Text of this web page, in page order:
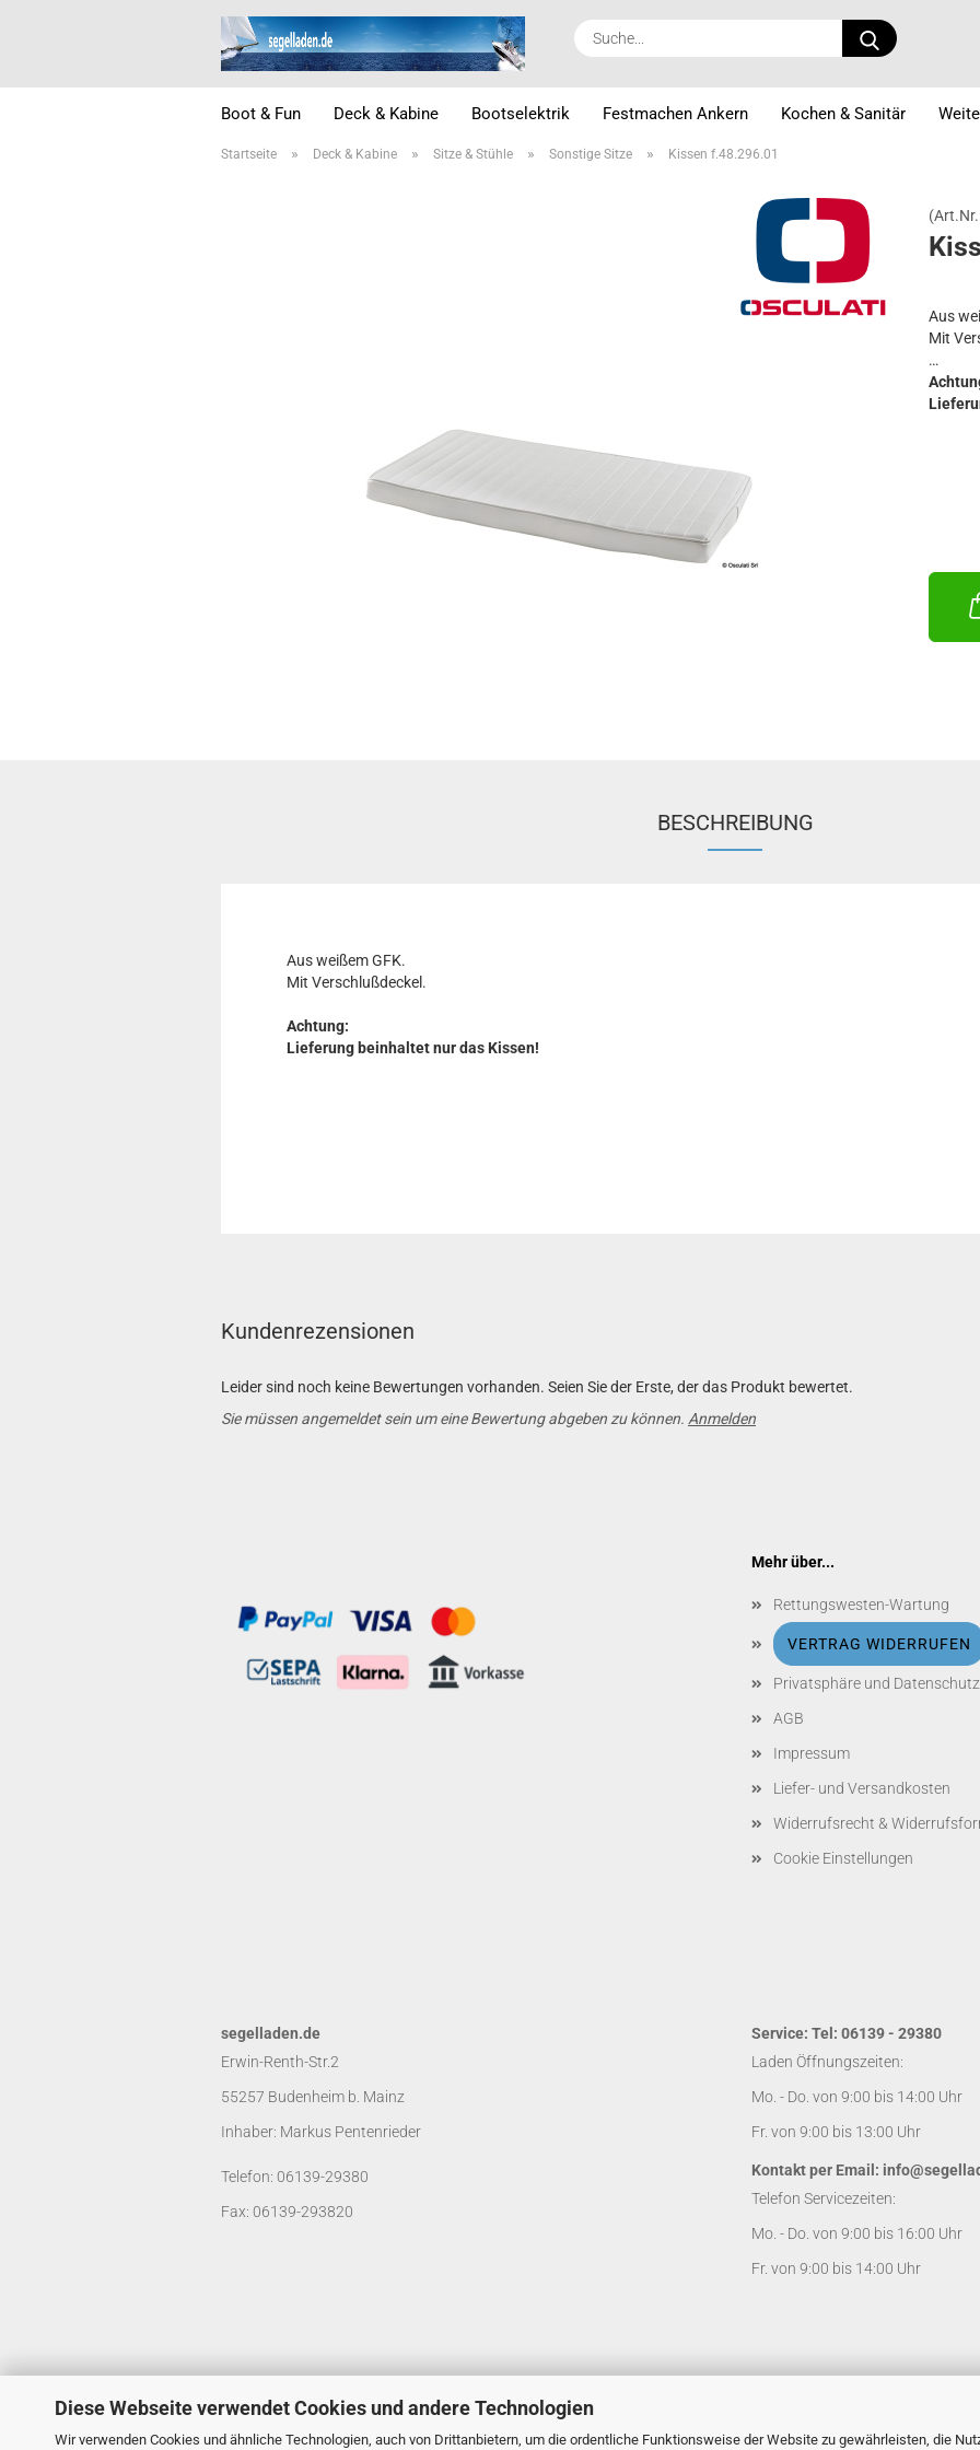
Diese Webseite verwendet Cookies und andere Technologien
Wir verwenden Cookies und ähnliche Technologien, auch von Drittanbietern, um die ordentliche Funktionsweise der Website zu gewährleisten, die
Suche...
Boot & Fun Deck & Kabine Bootselektrik Festmachen Ankern Kochen & Sanitär
Startseite » Deck & Kabine » Sitze & Stühle » Sonstige Sitze » Kissen f.48.296.01
Aus
Mit
BESCHREIBUNG
Aus weißem GFK.
Mit Verschlußdeckel.
Achtung:
Lieferung beinhaltet nur das Kissen!
Kundenrezensionen
Leider sind noch keine Bewertungen vorhanden. Seien Sie der Erste, der das Produkt bewertet.
Sie müssen angemeldet sein um eine Bewertung abgeben zu können. Anmelden
Mehr über...
Rettungswesten-Wartung
VERTRAG WIDERRUFEN
Privatsphäre und Datenschutz
AGB
Impressum
Liefer- und Versandkosten
Widerrufsrecht &
Cookie Einstellungen
segelladen.de
Erwin-Renth-Str.2
55257 Budenheim b. Mainz
Inhaber: Markus Pentenrieder
Telefon: 06139-29380
Fax: 06139-293820
Service: Tel: 06139 - 29380
Laden Öffnungszeiten:
Mo. - Do. von 9:00 bis 14:00 Uhr
Fr. von 9:00 bis 13:00 Uhr
Kontakt per Email:
Telefon Servicezeiten:
Mo. - Do. von 9:00 bis 16:00 Uhr
Fr. von 9:00 bis 14:00 Uhr